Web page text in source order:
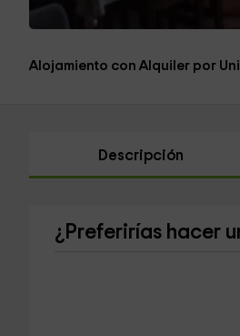
Alojamiento con Alquiler por
Descripción
¿Preferirías hacer